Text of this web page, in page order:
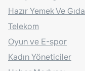
Hazır Yemek Ve Gıda
Telekom
Oyun ve E-spor
Kadın Yöneticiler